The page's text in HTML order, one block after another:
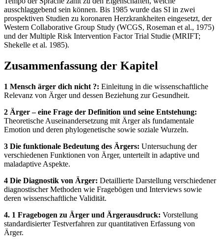
ausschlaggebend sein können. Bis 1985 wurde das SI in zwei
prospektiven Studien zu koronaren Herzkrankheiten eingesetzt, der
Western Collaborative Group Study (WCGS, Roseman et al., 1975)
und der Multiple Risk Intervention Factor Trial Studie (MRIFT;
Shekelle et al. 1985).
Zusammenfassung der Kapitel
1 Mensch ärger dich nicht ?: Einleitung in die wissenschaftliche
Relevanz von Ärger und dessen Beziehung zur Gesundheit.
2 Ärger – eine Frage der Definition und seine Entstehung:
Theoretische Auseinandersetzung mit Ärger als fundamentale
Emotion und deren phylogenetische sowie soziale Wurzeln.
3 Die funktionale Bedeutung des Ärgers: Untersuchung der
verschiedenen Funktionen von Ärger, unterteilt in adaptive und
maladaptive Aspekte.
4 Die Diagnostik von Ärger: Detaillierte Darstellung verschiedener
diagnostischer Methoden wie Fragebögen und Interviews sowie
deren wissenschaftliche Validität.
4. 1 Fragebogen zu Ärger und Ärgerausdruck: Vorstellung
standardisierter Testverfahren zur quantitativen Erfassung von
Ärger.